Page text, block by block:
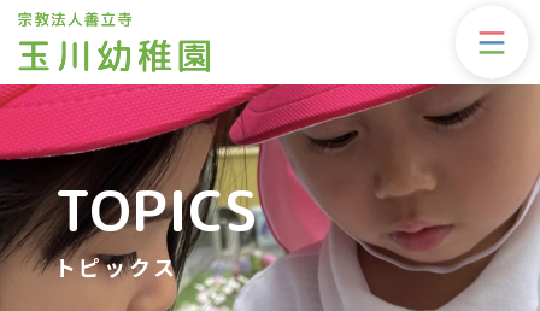
TOPICS
トピックス